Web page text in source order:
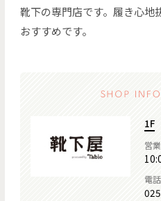
靴下の専門店です。履き心地
おすすめです。
1F
営
電